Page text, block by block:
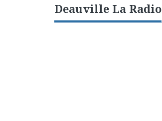
Deauville La Radio